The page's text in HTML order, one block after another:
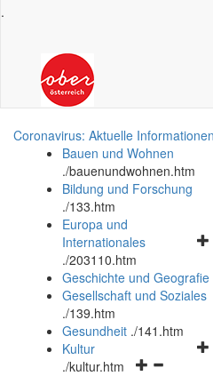
.
Coronavirus: Aktuelle Informationen
Bauen und Wohnen
./bauenundwohnen.htm
Bildung und Forschung
./133.htm
und
Europa und
Internationales
./203110.htm
Geschichte und Geografie
Gesellschaft und Soziales
./139.htm
Gesundheit ./141.htm
Kultur
./kultur.htm